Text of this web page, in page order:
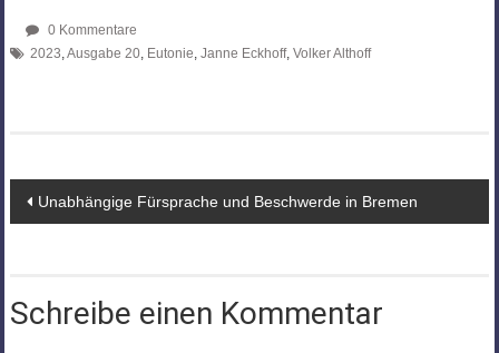
0 Kommentare
2023,Ausgabe 20, Eutonie, Janne Eckhoff, Volker Althoff
Beitragsnavigation
Unabhängige Fürsprache und Beschwerde in Bremen
Schreibe einen Kommentar